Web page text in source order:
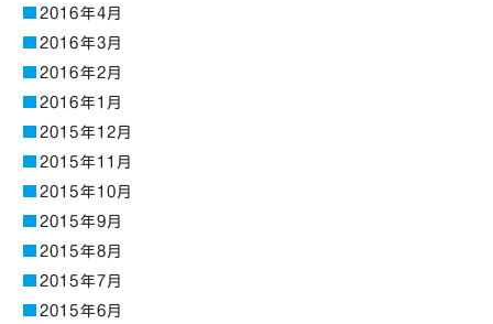
2016年4月
2016年3月
2016年2月
2016年1月
2015年12月
2015年11月
2015年10月
2015年9月
2015年8月
2015年7月
2015年6月